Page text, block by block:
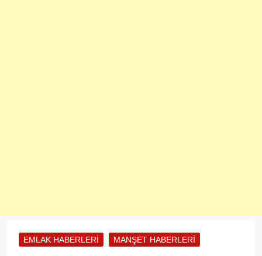
EMLAK HABERLERI MANŞET HABERLERI